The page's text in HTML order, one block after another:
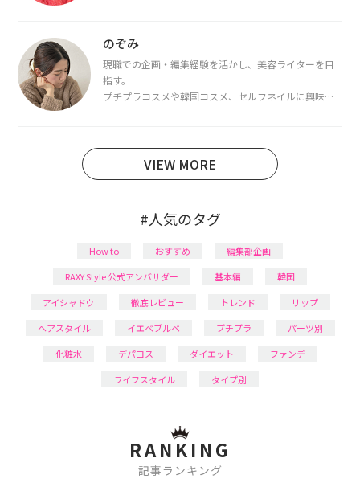
断・骨格診断によるイメージコンサルティングも行っ
のぞみ
現職での企画・編集経験を活かし、美容ライターを目
指す。
プチプラコスメや韓国コスメ、セルフネイルに興味が
日本化粧品検定1級保有。
VIEW MORE
#人気のタグ
How to おすすめ
編集部企画
RAXY Style 公式アンバサダー
基本編
韓国
アイシャドウ
徹底レビュー トレンド
リップ
ヘアスタイル
イエベブルベ プチプラ
パーツ別
化粧水
デパコス ダイエット
ファンデ
ライフスタイル
タイプ別
RANKING
記事ランキング